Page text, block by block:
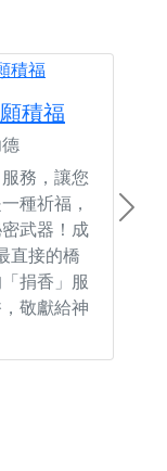
積福
務，讓您
種祈福，
武器！成
直接的橋
捐香」服
敬獻給神
Next